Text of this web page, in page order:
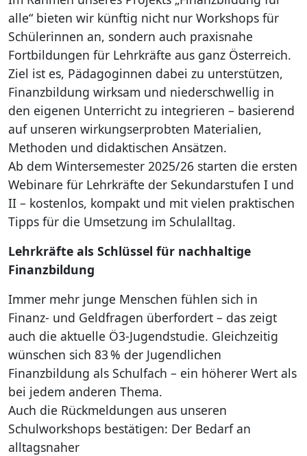
alle“ bieten wir künftig nicht nur Workshops für
Schülerinnen an, sondern auch praxisnahe
Fortbildungen für Lehrkräfte aus ganz Österreich.
Ziel ist es, Pädagoginnen dabei zu unterstützen,
Finanzbildung wirksam und niederschwellig in
den eigenen Unterricht zu integrieren – basierend
auf unseren wirkungserprobten Materialien,
Methoden und didaktischen Ansätzen.
Ab dem Wintersemester 2025/26 starten die ersten
Webinare für Lehrkräfte der Sekundarstufen I und
II – kostenlos, kompakt und mit vielen praktischen
Tipps für die Umsetzung im Schulalltag.
Lehrkräfte als Schlüssel für nachhaltige
Finanzbildung
Immer mehr junge Menschen fühlen sich in
Finanz- und Geldfragen überfordert – das zeigt
auch die aktuelle Ö3-Jugendstudie. Gleichzeitig
wünschen sich 83 % der Jugendlichen
Finanzbildung als Schulfach – ein höherer Wert als
bei jedem anderen Thema.
Auch die Rückmeldungen aus unseren
Schulworkshops bestätigen: Der Bedarf an
alltagsnaher